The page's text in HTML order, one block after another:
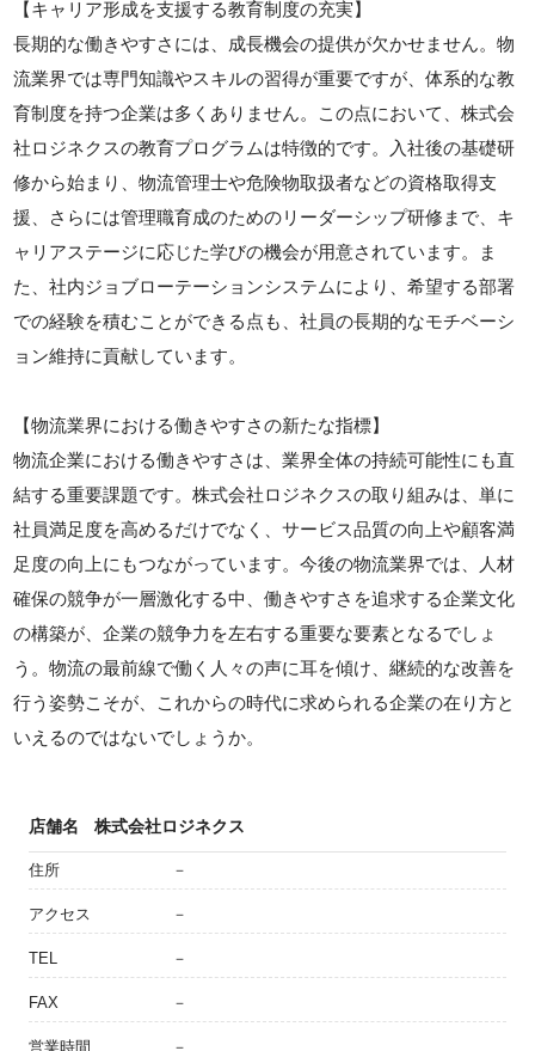
【キャリア形成を支援する教育制度の充実】
長期的な働きやすさには、成長機会の提供が欠かせません。物
流業界では専門知識やスキルの習得が重要ですが、体系的な教
育制度を持つ企業は多くありません。この点において、株式会
社ロジネクスの教育プログラムは特徴的です。入社後の基礎研
修から始まり、物流管理士や危険物取扱者などの資格取得支
援、さらには管理職育成のためのリーダーシップ研修まで、キ
ャリアステージに応じた学びの機会が用意されています。ま
た、社内ジョブローテーションシステムにより、希望する部署
での経験を積むことができる点も、社員の長期的なモチベーシ
ョン維持に貢献しています。
【物流業界における働きやすさの新たな指標】
物流企業における働きやすさは、業界全体の持続可能性にも直
結する重要課題です。株式会社ロジネクスの取り組みは、単に
社員満足度を高めるだけでなく、サービス品質の向上や顧客満
足度の向上にもつながっています。今後の物流業界では、人材
確保の競争が一層激化する中、働きやすさを追求する企業文化
の構築が、企業の競争力を左右する重要な要素となるでしょ
う。物流の最前線で働く人々の声に耳を傾け、継続的な改善を
行う姿勢こそが、これからの時代に求められる企業の在り方と
いえるのではないでしょうか。
店舗名 株式会社ロジネクス
住所 －
アクセス －
TEL －
FAX －
営業時間 －